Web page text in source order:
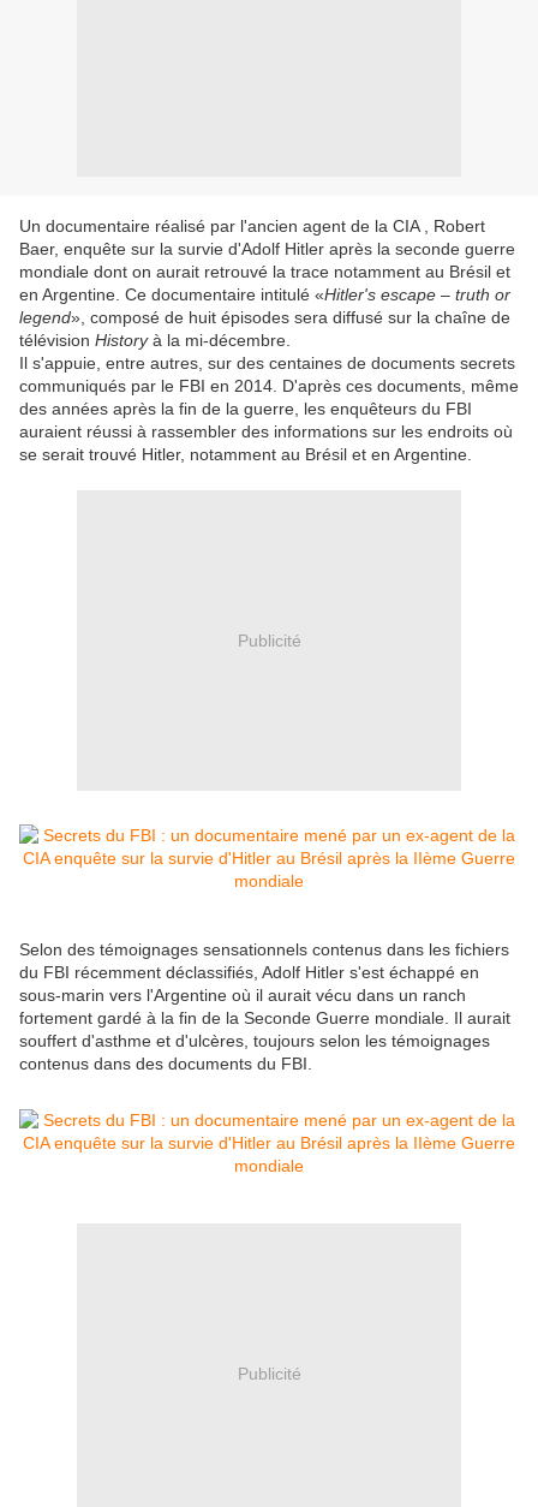
Un documentaire réalisé par l'ancien agent de la CIA , Robert
Baer, enquête sur la survie d'Adolf Hitler après la seconde guerre
mondiale dont on aurait retrouvé la trace notamment au Brésil et
en Argentine. Ce documentaire intitulé «Hitler's escape – truth or
legend», composé de huit épisodes sera diffusé sur la chaîne de
télévision Historyà la mi-décembre.
Il s'appuie, entre autres, sur des centaines de documents secrets
communiqués par le FBI en 2014. D'après ces documents, même
des années après la fin de la guerre, les enquêteurs du FBI
auraient réussi à rassembler des informations sur les endroits où
se serait trouvé Hitler, notamment au Brésil et en Argentine.
Publicité
Selon des témoignages sensationnels contenus dans les fichiers
du FBI récemment déclassifiés, Adolf Hitler s'est échappé en
sous-marin vers l'Argentine où il aurait vécu dans un ranch
fortement gardé à la fin de la Seconde Guerre mondiale. Il aurait
souffert d'asthme et d'ulcères, toujours selon les témoignages
contenus dans des documents du FBI.
Publicité